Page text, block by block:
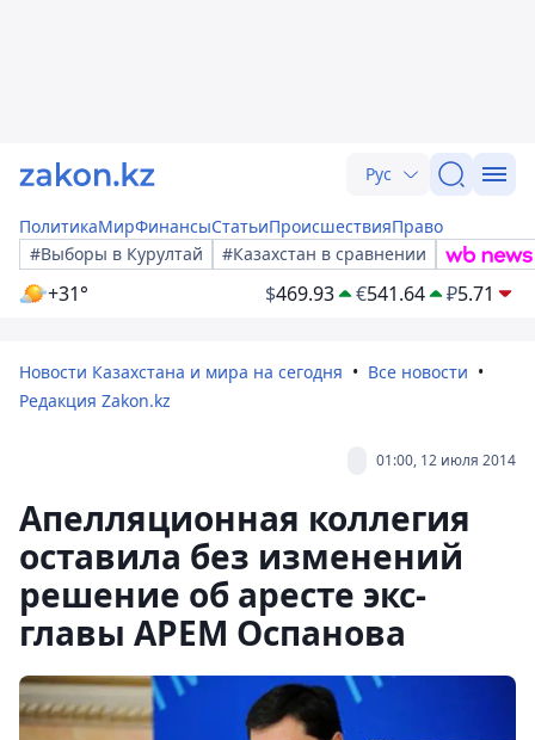
Рус
ПолитикаМирФинансыСтатьиПроисшествияПраво
#Выборы в Курултай
#Казахстан в сравнении
+31° $469.93 €541.64 ₽5.71
Новости Казахстана и мира на сегодня
Все новости
Редакция Zakon.kz
01:00, 12 июля 2014
Апелляционная коллегия
оставила без изменений
решение об аресте экс-
главы АРЕМ Оспанова